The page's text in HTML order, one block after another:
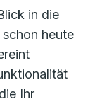
in die
heute
Ihr